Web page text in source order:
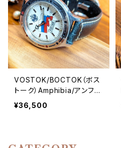
VOSTOK/BOCTOK（ボス
トーク）Amphibia/アンフィ
ビア CCCP/USSR ロシア
ダイバーズ 1990年代 アン
ンズウォッチ レザーベルト
¥36,500